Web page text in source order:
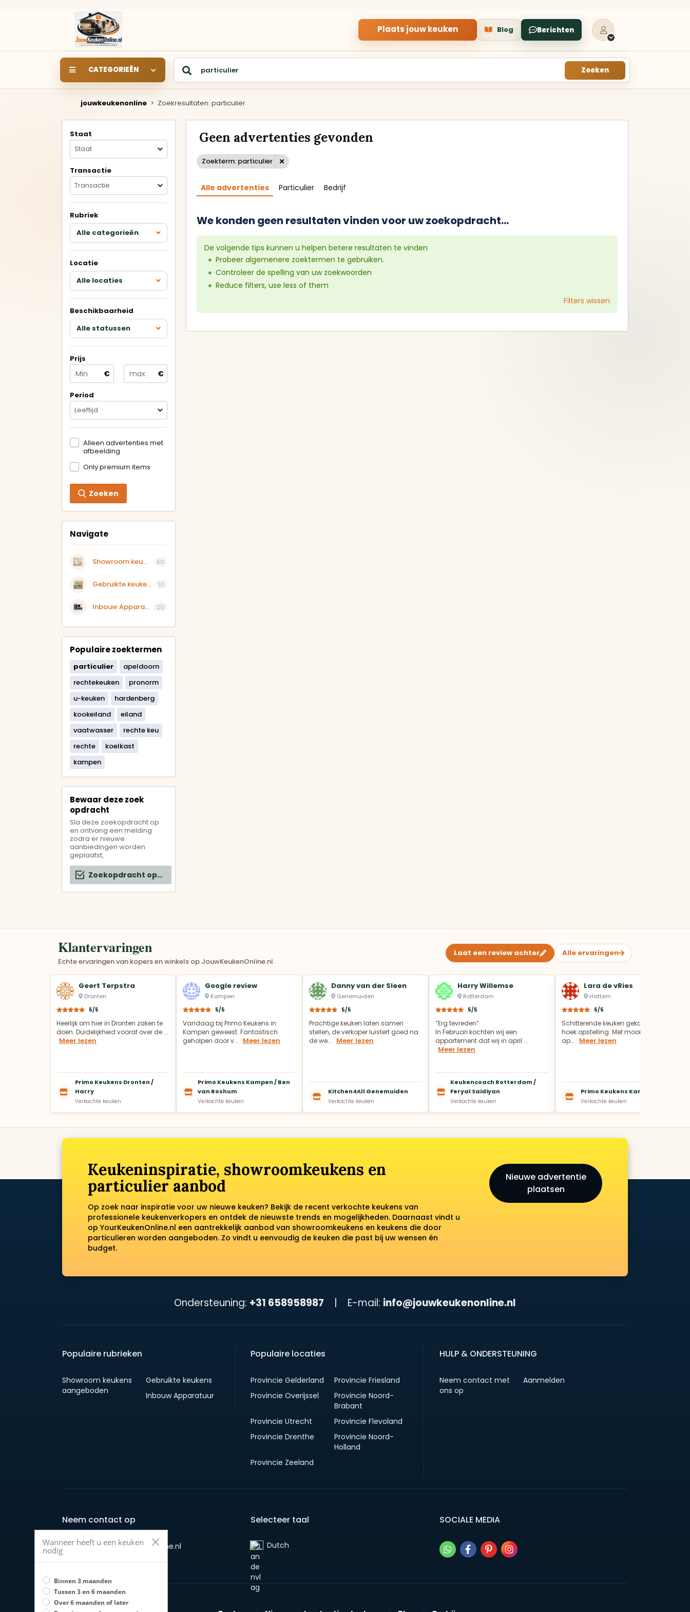
Plaats jouw keuken Blog Berichten
CATEGORIEËN Zoeken
SHOWROOM
S
de showroom van een
Rechte keukens
Hoekkeukens
Keukens met eiland
U-keukens
Minikeukens
Alle showroomkeukens
bekijken
KEUKENS
Gebruikte keukens
particuliere verkopers.
Rechte keukens
U-keukens
bekijken
R
Alle apparatuur bekijken
KEUKENS
bekijken
Betrouwbare
verkopers
Geverifieerde aanbieders en
jouwkeukenonline > Zoekresultaten: particulier
Staat
Staat
Transactie
Transactie
Rubriek
Alle categorieën
Locatie
Alle locaties
Beschikbaarheid
Alle statussen
Prijs
€ €
Period
Leeftijd
Alleen advertenties met
afbeelding
Only premium items
Zoeken
Navigate
Showroom keukens aangeboden 50
Gebruikte keukens 10
Inbouw Apparatuur 20
Populaire zoektermen
particulier
apeldoorn
rechtekeuken
pronorm
u-keuken
hardenberg
kookeiland
eiland
vaatwasser
rechte keu
rechte
koelkast
kampen
Bewaar deze zoek
opdracht
Sla deze zoekopdracht op
en ontvang een melding
zodra er nieuwe
aanbiedingen worden
geplaatst,
Zoekopdracht opslaan
Geen advertenties gevonden
Zoekterm: particulier
Alle advertenties Particulier Bedrijf
We konden geen resultaten vinden voor uw zoekopdracht...
De volgende tips kunnen u helpen betere resultaten te vinden
Probeer algemenere zoektermen te gebruiken.
Controleer de spelling van uw zoekwoorden
Reduce filters, use less of them
Filters wissen
Klantervaringen
Echte ervaringen van kopers en winkels op JouwKeukenOnline.nl.
Laat een review achter Alle ervaringen
Geert Terpstra
Dronten
5/5
Heerlijk om hier in Dronten zaken te
doen. Duidelijkheid vooraf over de ...
Meer lezen
Primo Keukens Dronten /
Harry
Verkochte keuken
Google review
Kampen
5/5
Vandaag bij Primo Keukens in
Kampen geweest. Fantastisch
geholpen door v... Meer lezen
Primo Keukens Kampen / Ben
van Roshum
Verkochte keuken
Danny van der Sleen
Genemuiden
5/5
Prachtige keuken laten samen
stellen, de verkoper luistert goed na
de we... Meer lezen
Kitchen4All Genemuiden
Verkochte keuken
Harry Willemse
Rotterdam
5/5
”Erg tevreden”
In Februari kochten wij een
appartement dat wij in april ...
Meer lezen
Keukencoach Rotterdam /
Feryal Saidiyan
Verkochte keuken
Lara de vRies
Hattem
5/5
Schitterende keuken gekocht in een
hoek opstelling. Met mooie Pelgrim
ap... Meer lezen
Primo Keukens Kampen
Verkochte keuken
Keukeninspiratie, showroomkeukens en
particulier aanbod
Op zoek naar inspiratie voor uw nieuwe keuken? Bekijk de recent verkochte keukens van
professionele keukenverkopers en ontdek de nieuwste trends en mogelijkheden. Daarnaast vindt u
op YourKeukenOnline.nl een aantrekkelijk aanbod van showroomkeukens en keukens die door
particulieren worden aangeboden. Zo vindt u eenvoudig de keuken die past bij uw wensen én
budget.
Nieuwe advertentie
plaatsen
Ondersteuning: +31 658958987 E-mail: info@jouwkeukenonline.nl
Populaire rubrieken
Showroom keukens
aangeboden
Gebruikte keukens
Inbouw Apparatuur
Populaire locaties
Provincie Gelderland
Provincie Friesland
Provincie Overijssel
Provincie Noord-
Brabant
Provincie Utrecht
Provincie Flevoland
Provincie Drenthe
Provincie Noord-
Holland
Provincie Zeeland
HULP & ONDERSTEUNING
Neem contact met
ons op
Aanmelden
Neem contact op
E-mail: info@jouwkeukenonline.nl
Telefoon: +31 658958987
Selecteer taal
Dutch‎
SOCIALE MEDIA
Wanneer heeft u een keuken
nodig
Binnen 3 maanden
Tussen 3 en 6 maanden
Over 6 maanden of later